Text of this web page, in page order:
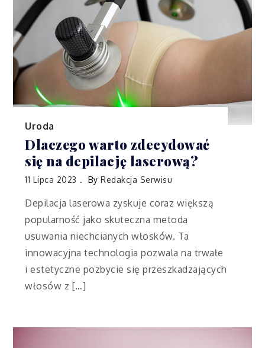
Uroda
Dlaczego warto zdecydować
się na depilację laserową?
11 Lipca 2023 ByRedakcja Serwisu
Depilacja laserowa zyskuje coraz większą
popularność jako skuteczna metoda
usuwania niechcianych włosków. Ta
innowacyjna technologia pozwala na trwałe
i estetyczne pozbycie się przeszkadzających
włosów z […]